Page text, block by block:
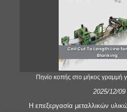
Πηνίο κοπής στο μήκος γραμμή
2025/12/09
Η επεξεργασία μεταλλικών